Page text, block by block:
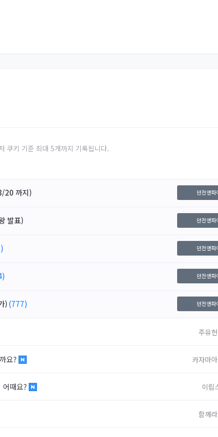
쿠키 기준 최대 5개까지 기록됩니다.
20 까지) 던전앤파
발표) 던전앤파
던전앤파
던전앤파
) (777) 던전앤파
주유
요? 카자마
어때요? 이립
함께